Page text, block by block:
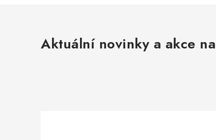
Aktuální novinky a akce